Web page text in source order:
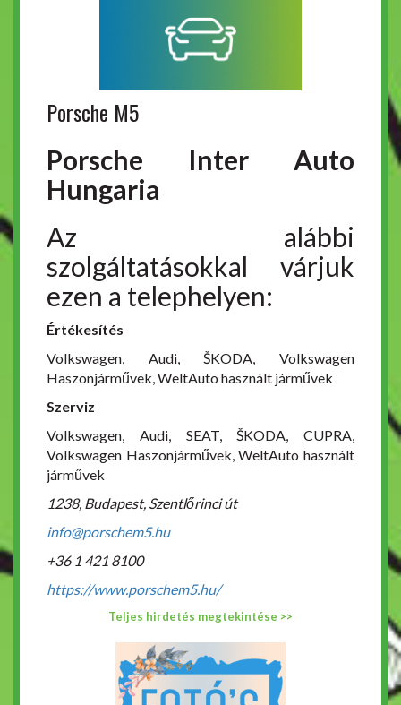
Porsche M5
Porsche Inter Auto
Hungaria
Az alábbi
szolgáltatásokkal várjuk
ezen a telephelyen:
Értékesítés
Volkswagen, Audi, ŠKODA, Volkswagen
Haszonjárművek, WeltAuto használt járművek
Szerviz
Volkswagen, Audi, SEAT, ŠKODA, CUPRA,
Volkswagen Haszonjárművek, WeltAuto használt
járművek
1238, Budapest, Szentlőrinci út
info@porschem5.hu
+36 1 421 8100
https://www.porschem5.hu/
Teljes hirdetés megtekintése >>